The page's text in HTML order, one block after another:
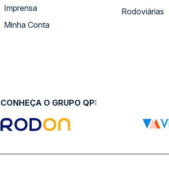
Imprensa
Minha Conta
Rodoviárias
CONHEÇA O GRUPO QP: